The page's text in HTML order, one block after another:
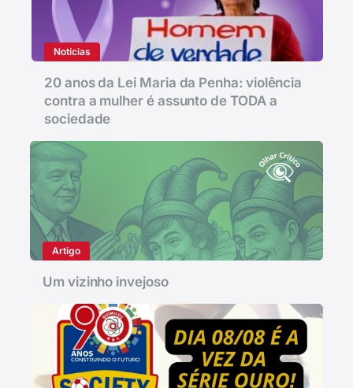
Notícias
20 anos da Lei Maria da Penha: violência
contra a mulher é assunto de TODA a
sociedade
Artigo
Um vizinho invejoso